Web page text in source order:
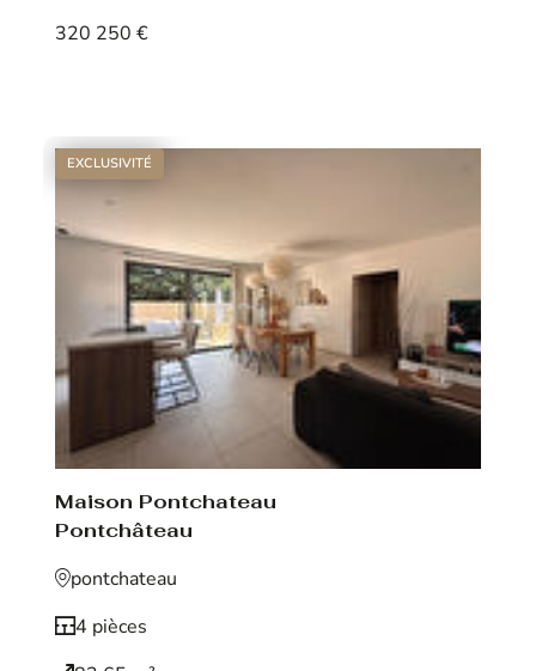
320 250 €
EXCLUSIVITÉ
Maison Pontchateau
Pontchâteau
pontchateau
4 pièces